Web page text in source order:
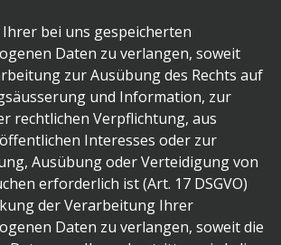
bei uns gespeicherten
Daten zu verlangen, soweit
zur Ausübung des Rechts auf
und Information, zur
rechtlichen Verpflichtung, aus
Interesses oder zur
Ausübung oder Verteidigung von
erforderlich ist (Art. 17 DSGVO)
der Verarbeitung Ihrer
Daten zu verlangen, soweit die